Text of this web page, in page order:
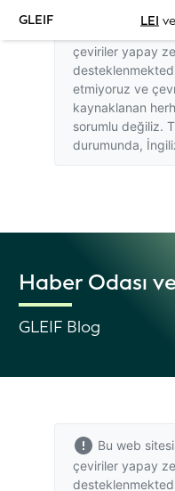
GLEIF LEI
Bu web
çeviriler yapay
etmiyoruz ve
kaynaklanan
sorumlu değiliz.
durumunda,
Haber Odası
GLEIF Blog
Bu web
çeviriler yapay